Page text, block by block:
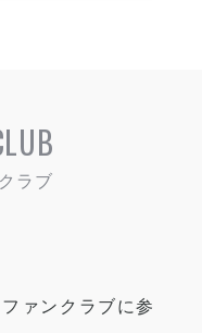
ァンクラブに参